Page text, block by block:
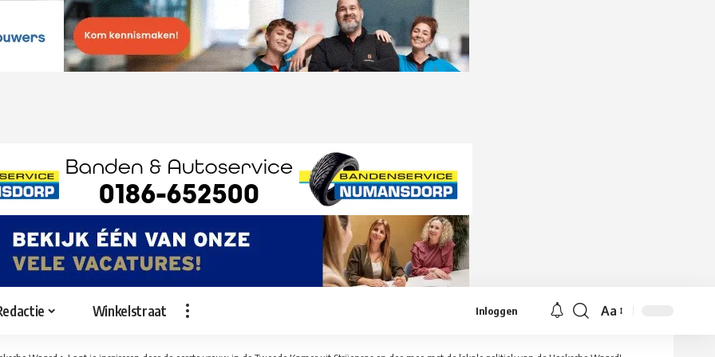
Winkelstraat Inloggen
Lettergrootte
Aa